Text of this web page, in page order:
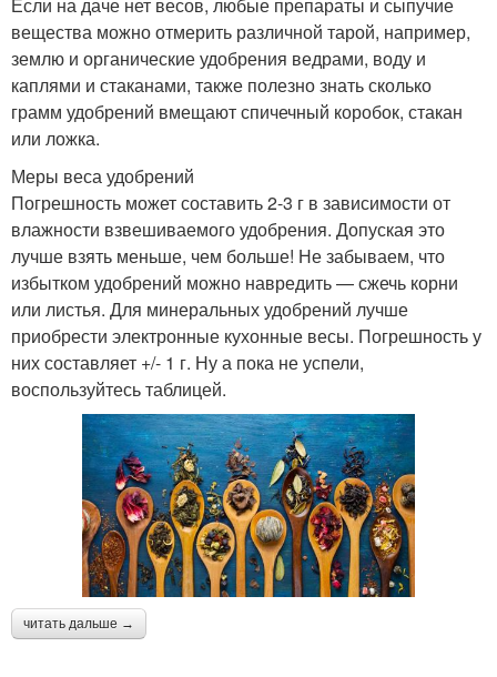
вещества можно отмерить различной тарой, например,
землю и органические удобрения ведрами, воду и
каплями и стаканами, также полезно знать сколько
грамм удобрений вмещают спичечный коробок, стакан
или ложка.
Меры веса удобрений
Погрешность может составить 2-3 г в зависимости от
влажности взвешиваемого удобрения. Допуская это
лучше взять меньше, чем больше! Не забываем, что
избытком удобрений можно навредить — сжечь корни
или листья. Для минеральных удобрений лучше
приобрести электронные кухонные весы. Погрешность у
них составляет +/- 1 г. Ну а пока не успели,
воспользуйтесь таблицей.
читать дальше →